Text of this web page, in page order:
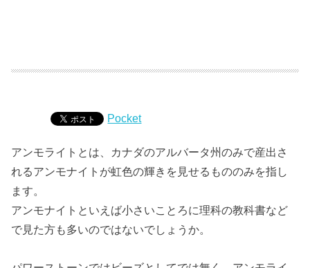
Pocket
アンモライトとは、カナダのアルバータ州のみで産出さ
れるアンモナイトが虹色の輝きを見せるもののみを指し
ます。
アンモナイトといえば小さいことろに理科の教科書など
で見た方も多いのではないでしょうか。